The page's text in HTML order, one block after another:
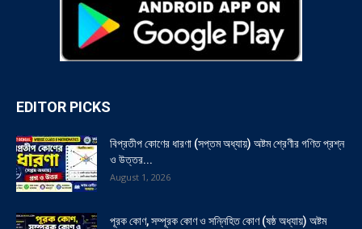
EDITOR PICKS
বিপ্রতীপ কোণের ধারণা (সপ্তম অধ্যায়) অষ্টম শ্রেণীর গণিত প্রশ্ন
ও উত্তর...
August 1, 2026
পূরক কোণ, সম্পূরক কোণ ও সন্নিহিত কোণ (ষষ্ঠ অধ্যায়) অষ্টম